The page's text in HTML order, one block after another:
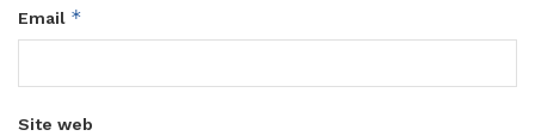
Email *
Site web